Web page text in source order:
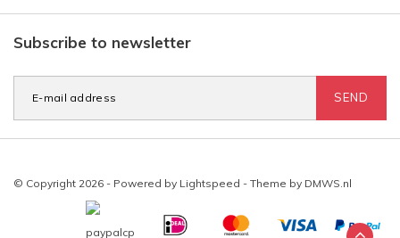
Subscribe to newsletter
SEND
© Copyright 2026 - Powered by Lightspeed - Theme by DMWS.nl